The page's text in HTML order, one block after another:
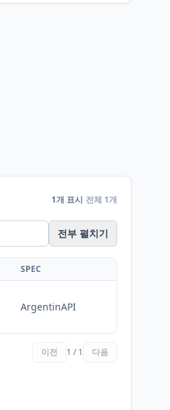
1개 표시 전체 1개
전부 펼치기
SPEC
ArgentinAPI
이전 1 / 1 다음